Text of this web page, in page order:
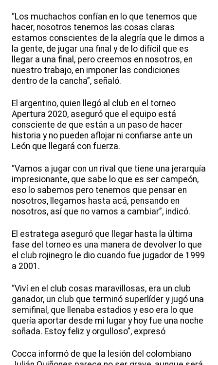
“Los muchachos confían en lo que tenemos que
hacer, nosotros tenemos las cosas claras
estamos conscientes de la alegría que le dimos a
la gente, de jugar una final y de lo difícil que es
llegar a una final, pero creemos en nosotros, en
nuestro trabajo, en imponer las condiciones
dentro de la cancha”, señaló.
El argentino, quien llegó al club en el torneo
Apertura 2020, aseguró que el equipo está
consciente de que están a un paso de hacer
historia y no pueden aflojar ni confiarse ante un
León que llegará con fuerza.
“Vamos a jugar con un rival que tiene una jerarquía
impresionante, que sabe lo que es ser campeón,
eso lo sabemos pero tenemos que pensar en
nosotros, llegamos hasta acá, pensando en
nosotros, así que no vamos a cambiar”, indicó.
El estratega aseguró que llegar hasta la última
fase del torneo es una manera de devolver lo que
el club rojinegro le dio cuando fue jugador de 1999
a 2001.
“Viví en el club cosas maravillosas, era un club
ganador, un club que terminó superlíder y jugó una
semifinal, que llenaba estadios y eso era lo que
quería aportar desde mi lugar y hoy fue una noche
soñada. Estoy feliz y orgulloso”, expresó
Cocca informó de que la lesión del colombiano